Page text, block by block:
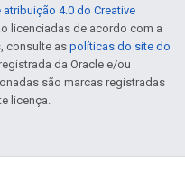
atribuição 4.0 do Creative
licenciadas de acordo com a
consulte as políticas do site do
da Oracle e/ou
são marcas registradas
licença.